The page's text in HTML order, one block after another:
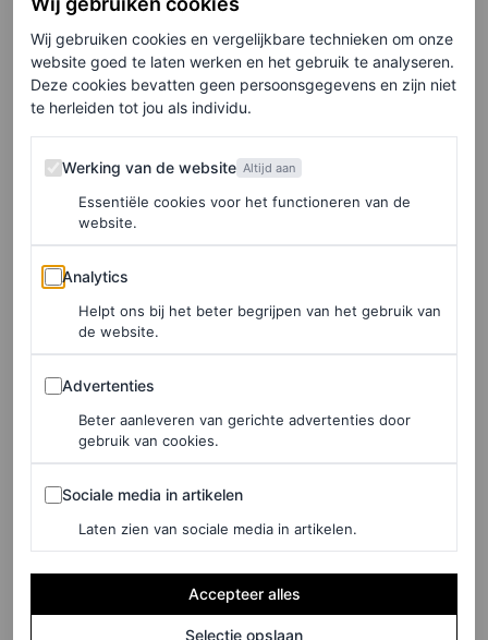
9/17
Beatrix en Claus in hun eighties ski-gear, 1981.
Wij gebruiken cookies en vergelijkbare technieken om onze
website goed te laten werken en het gebruik te analyseren.
Deze cookies bevatten geen persoonsgegevens en zijn niet
te herleiden tot jou als individu.
Werking van de website
Werking van de website Altijd aan
Essentiële cookies voor het functioneren van de
website.
Analytics
Analytics
Helpt ons bij het beter begrijpen van het gebruik van
de website.
Advertenties
Advertenties
Beter aanleveren van gerichte advertenties door
gebruik van cookies.
Sociale media in artikelen
Sociale media in artikelen
Laten zien van sociale media in artikelen.
Accepteer alles
Selectie opslaan